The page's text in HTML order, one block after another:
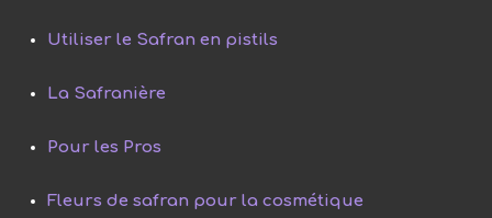
Utiliser le Safran en pistils
La Safranière
Pour les Pros
Fleurs de safran pour la cosmétique